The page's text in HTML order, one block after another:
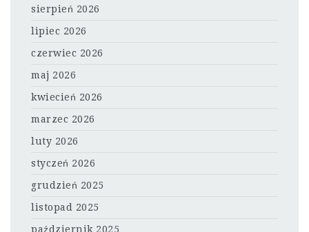
sierpień 2026
lipiec 2026
czerwiec 2026
maj 2026
kwiecień 2026
marzec 2026
luty 2026
styczeń 2026
grudzień 2025
listopad 2025
październik 2025